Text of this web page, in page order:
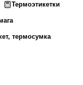
Термоэтикетки
термосумка